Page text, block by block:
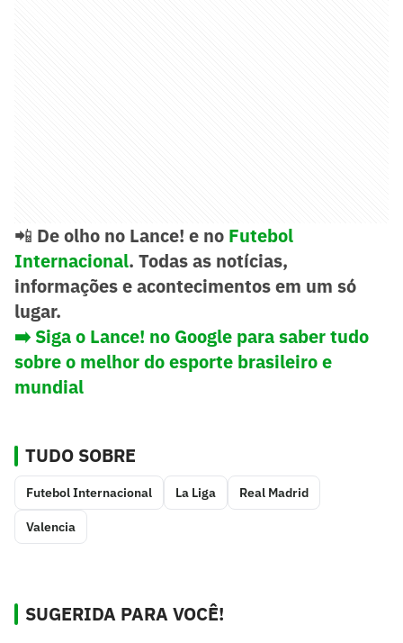
📲 De olho no Lance! e no Futebol
Internacional. Todas as notícias,
informações e acontecimentos em um só
lugar.
➡️ Siga o Lance! no Google para saber tudo
sobre o melhor do esporte brasileiro e
mundial
TUDO SOBRE
Futebol Internacional La Liga Real Madrid
Valencia
SUGERIDA PARA VOCÊ!